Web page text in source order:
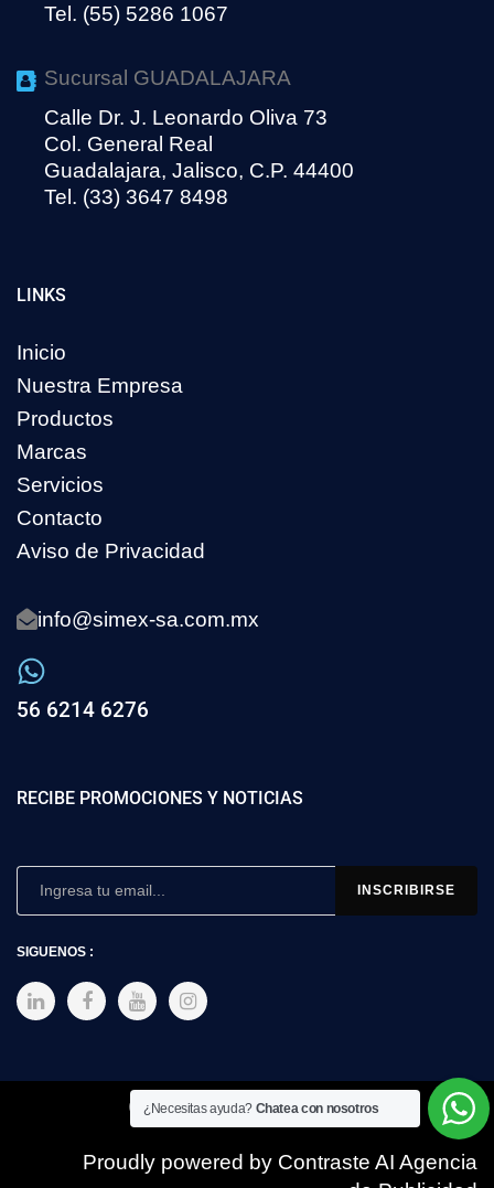
Tel. (55) 5286 1067
Sucursal GUADALAJARA
Calle Dr. J. Leonardo Oliva 73
Col. General Real
Guadalajara, Jalisco, C.P. 44400
Tel. (33) 3647 8498
LINKS
Inicio
Nuestra Empresa
Productos
Marcas
Servicios
Contacto
Aviso de Privacidad
info@simex-sa.com.mx
56 6214 6276
RECIBE PROMOCIONES Y NOTICIAS
SIGUENOS :
Copyright © 2025 SIMEX
Proudly powered by Contraste AI Agencia
¿Necesitas ayuda? Chatea con nosotros